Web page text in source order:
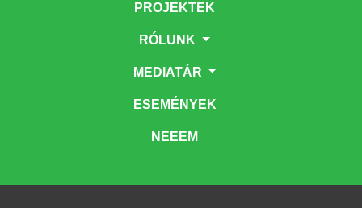
PROJEKTEK
RÓLUNK
MEDIATÁR
ESEMÉNYEK
NEEEM